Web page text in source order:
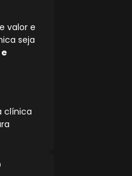
valor e
seja
clínica